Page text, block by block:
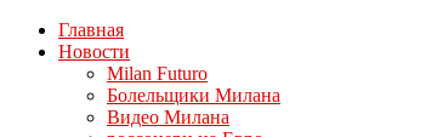
Главная
Новости
Milan Futuro
Болельщики Милана
Видео Милана